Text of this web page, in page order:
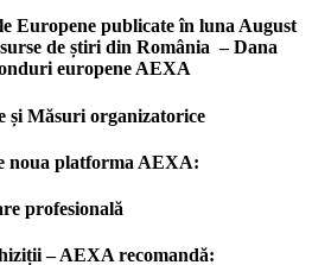
Europene publicate în luna August
de știri din România – Dana
europene AEXA
și Măsuri organizatorice
noua platforma AEXA:
profesională
– AEXA recomandă: